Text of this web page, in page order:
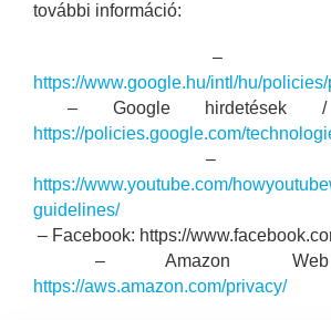
további információ:
–
https://www.google.hu/intl/hu/
– Google hirdetések /
https://policies.google.com/
–
https://www.youtube.com/
guidelines/
– Facebook: https://
– Amazon Web
https://aws.amazon.com/privacy/